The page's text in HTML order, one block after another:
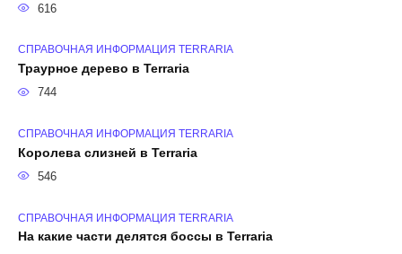
616
СПРАВОЧНАЯ ИНФОРМАЦИЯ TERRARIA
Траурное дерево в Terraria
744
СПРАВОЧНАЯ ИНФОРМАЦИЯ TERRARIA
Королева слизней в Terraria
546
СПРАВОЧНАЯ ИНФОРМАЦИЯ TERRARIA
На какие части делятся боссы в Terraria